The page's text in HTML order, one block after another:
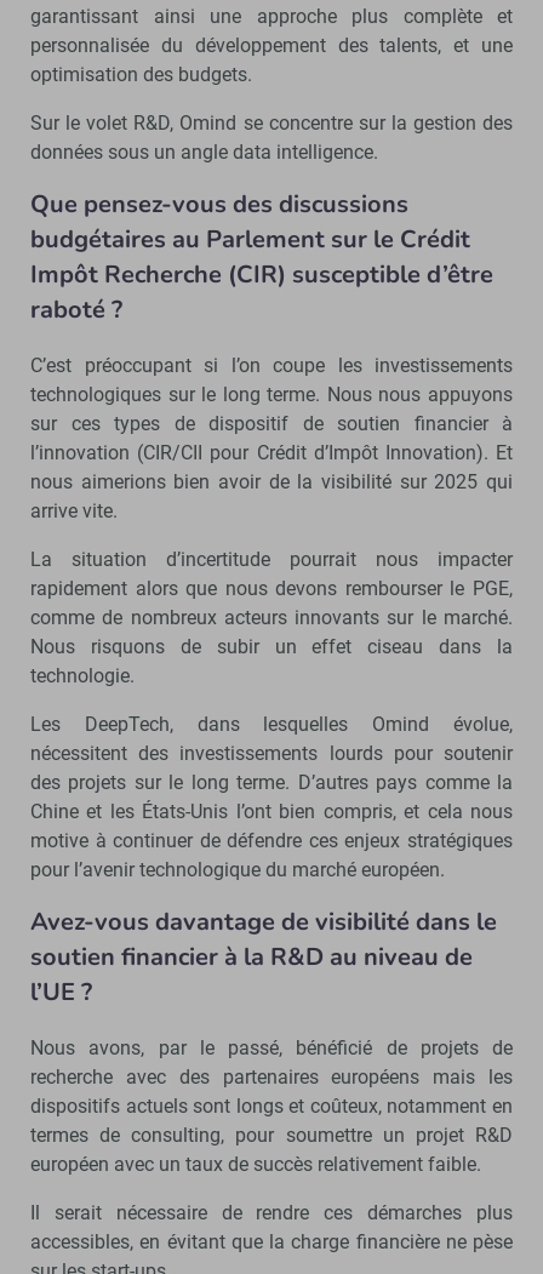
garantissant ainsi une approche plus complète et
personnalisée du développement des talents, et une
optimisation des budgets.
Sur le volet R&D, Omind se concentre sur la gestion des
données sous un angle data intelligence.
Que pensez-vous des discussions
budgétaires au Parlement sur le Crédit
Impôt Recherche (CIR) susceptible d’être
raboté ?
C’est préoccupant si l’on coupe les investissements
technologiques sur le long terme. Nous nous appuyons
sur ces types de dispositif de soutien financier à
l’innovation (CIR/CII pour Crédit d’Impôt Innovation). Et
nous aimerions bien avoir de la visibilité sur 2025 qui
arrive vite.
La situation d’incertitude pourrait nous impacter
rapidement alors que nous devons rembourser le PGE,
comme de nombreux acteurs innovants sur le marché.
Nous risquons de subir un effet ciseau dans la
technologie.
Les DeepTech, dans lesquelles Omind évolue,
nécessitent des investissements lourds pour soutenir
des projets sur le long terme. D’autres pays comme la
Chine et les États-Unis l’ont bien compris, et cela nous
motive à continuer de défendre ces enjeux stratégiques
pour l’avenir technologique du marché européen.
Avez-vous davantage de visibilité dans le
soutien financier à la R&D au niveau de
l’UE ?
Nous avons, par le passé, bénéficié de projets de
recherche avec des partenaires européens mais les
dispositifs actuels sont longs et coûteux, notamment en
termes de consulting, pour soumettre un projet R&D
européen avec un taux de succès relativement faible.
Il serait nécessaire de rendre ces démarches plus
accessibles, en évitant que la charge financière ne pèse